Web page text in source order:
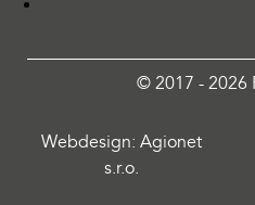
© 2017 - 2026
Webdesign: Agionet
s.r.o.